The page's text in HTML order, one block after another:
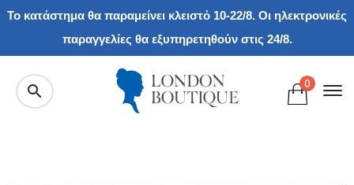
Το κατάστημα θα παραμείνει κλειστό 10-22/8. Οι ηλεκτρονικές
παραγγελίες θα εξυπηρετηθούν στις 24/8.
0